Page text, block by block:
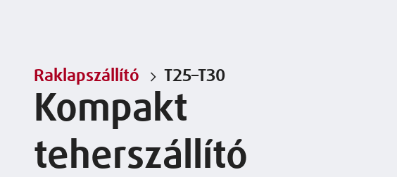
Raklapszállító T25–T30
Kompakt
teherszállító